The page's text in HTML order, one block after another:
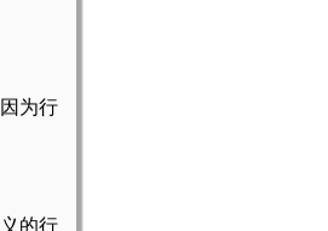
为行
的行